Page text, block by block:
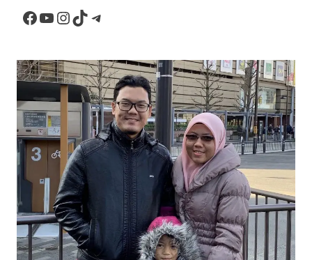
Facebook
YouTube
Instagram
TikTokTelegram